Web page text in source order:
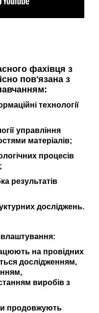
фахівця з
пов'язана з
технології
управління
матеріалів;
процесів
результатів
досліджень.
на провідних
дослідженням,
виробів з
продовжують